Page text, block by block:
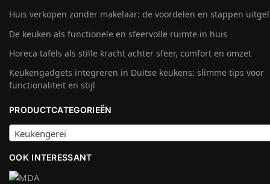
Huis verkopen zonder makelaar: de voordelen en stappen
De keuken als functionele en sfeervolle ruimte in huis
Horeca tafels als stille kracht achter sfeer, comfort en omzet
Keukengadgets integreren in Duitse keukens: slimme tips voor
functionaliteit en stijl
PRODUCTCATEGORIEËN
Keukengerei
OOK INTERESSANT